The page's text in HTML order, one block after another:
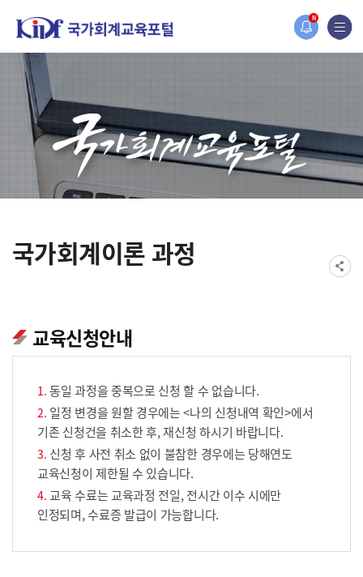
N
홈페이지가 새롭게 개편되었습니다.
한국조세재정연구원홈페이지가 새롭게 개설되었습니다.
국가회계이론 과정
교육신청안내
동일 과정을 중복으로 신청 할 수 없습니다.
일정 변경을 원할 경우에는 <나의 신청내역 확인>에서
기존 신청건을 취소한 후, 재신청 하시기 바랍니다.
신청 후 사전 취소 없이 불참한 경우에는 당해연도
교육신청이 제한될 수 있습니다.
교육 수료는 교육과정 전일, 전시간 이수 시에만
인정되며, 수료증 발급이 가능합니다.